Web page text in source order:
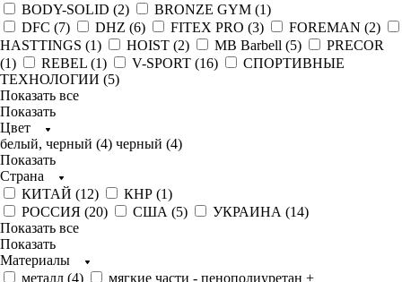
BODY-SOLID (2) BRONZE GYM (1)
DFC (7) DHZ (6) FITEX PRO (3) FOREMAN (2)
HASTTINGS (1) HOIST (2) MB Barbell (5)
PRECOR
(1) REBEL (1) V-SPORT (16)
СПОРТИВНЫЕ
ТЕХНОЛОГИИ (5)
Показать все
Показать
Цвет
белый, черный (4) черный (4)
Показать
Страна
КИТАЙ (12) КНР (1)
РОССИЯ (20) США (5) УКРАИНА (14)
Показать все
Показать
Материалы
металл (4)
мягкие части - пенополиуретан +